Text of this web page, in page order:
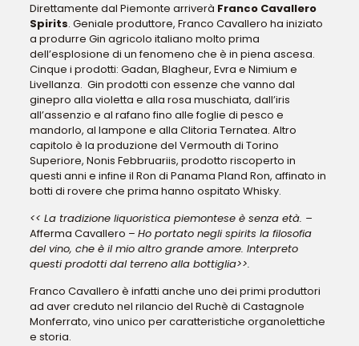
Direttamente dal Piemonte arriverà Franco Cavallero
Spirits. Geniale produttore, Franco Cavallero ha iniziato
a produrre Gin agricolo italiano molto prima
dell’esplosione di un fenomeno che è in piena ascesa.
Cinque i prodotti: Gadan, Blagheur, Evra e Nimium e
Livellanza. Gin prodotti con essenze che vanno dal
ginepro alla violetta e alla rosa muschiata, dall’iris
all’assenzio e al rafano fino alle foglie di pesco e
mandorlo, al lampone e alla Clitoria Ternatea. Altro
capitolo è la produzione del Vermouth di Torino
Superiore, Nonis Febbruariis, prodotto riscoperto in
questi anni e infine il Ron di Panama Pland Ron, affinato in
botti di rovere che prima hanno ospitato Whisky.
<< La tradizione liquoristica piemontese è senza età. –
Afferma Cavallero – Ho portato negli spirits la filosofia
del vino, che è il mio altro grande amore. Interpreto
questi prodotti dal terreno alla bottiglia>>.
Franco Cavallero è infatti anche uno dei primi produttori
ad aver creduto nel rilancio del Ruchè di Castagnole
Monferrato, vino unico per caratteristiche organolettiche
e storia.